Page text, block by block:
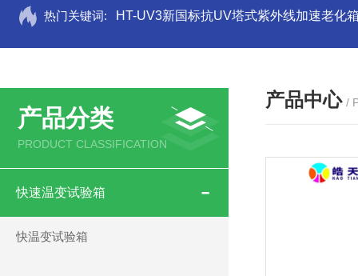
热门关键词: HT-UV3新国标抗UV塔式紫外线加速老化
产品分类
PRODUCT CLASSIFICATION
快速温变试验箱
快温变试验箱
产品中心 /